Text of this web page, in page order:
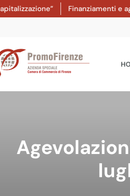
Finanziamenti e